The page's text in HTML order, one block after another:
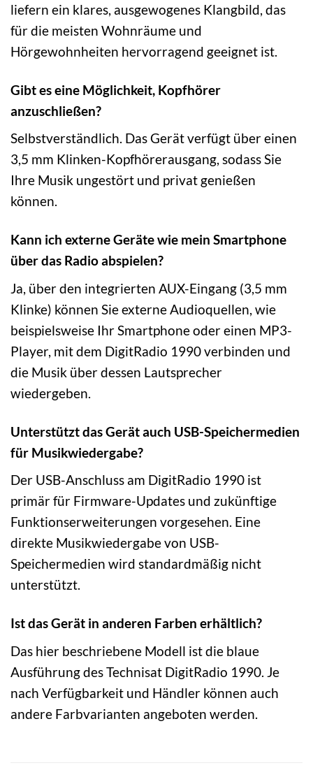
liefern ein klares, ausgewogenes Klangbild, das
für die meisten Wohnräume und
Hörgewohnheiten hervorragend geeignet ist.
Gibt es eine Möglichkeit, Kopfhörer
anzuschließen?
Selbstverständlich. Das Gerät verfügt über einen
3,5 mm Klinken-Kopfhörerausgang, sodass Sie
Ihre Musik ungestört und privat genießen
können.
Kann ich externe Geräte wie mein Smartphone
über das Radio abspielen?
Ja, über den integrierten AUX-Eingang (3,5 mm
Klinke) können Sie externe Audioquellen, wie
beispielsweise Ihr Smartphone oder einen MP3-
Player, mit dem DigitRadio 1990 verbinden und
die Musik über dessen Lautsprecher
wiedergeben.
Unterstützt das Gerät auch USB-Speichermedien
für Musikwiedergabe?
Der USB-Anschluss am DigitRadio 1990 ist
primär für Firmware-Updates und zukünftige
Funktionserweiterungen vorgesehen. Eine
direkte Musikwiedergabe von USB-
Speichermedien wird standardmäßig nicht
unterstützt.
Ist das Gerät in anderen Farben erhältlich?
Das hier beschriebene Modell ist die blaue
Ausführung des Technisat DigitRadio 1990. Je
nach Verfügbarkeit und Händler können auch
andere Farbvarianten angeboten werden.